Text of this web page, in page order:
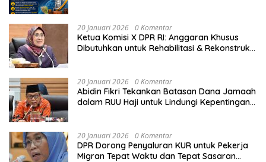
20 Januari 2026 0 Komentar
Ketua Komisi X DPR RI: Anggaran Khusus
Dibutuhkan untuk Rehabilitasi & Rekonstruksi
20 Januari 2026 0 Komentar
Abidin Fikri Tekankan Batasan Dana Jamaah
dalam RUU Haji untuk Lindungi Kepentingan
20 Januari 2026 0 Komentar
DPR Dorong Penyaluran KUR untuk Pekerja
Migran Tepat Waktu dan Tepat Sasaran